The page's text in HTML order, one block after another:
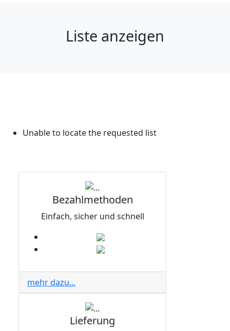
Liste anzeigen
Unable to locate the requested list
Bezahlmethoden
Einfach, sicher und schnell
mehr dazu...
Lieferung